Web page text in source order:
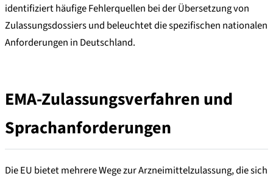
identifiziert häufige Fehlerquellen bei der Übersetzung von
Zulassungsdossiers und beleuchtet die spezifischen nationalen
Anforderungen in Deutschland.
EMA-Zulassungsverfahren und
Sprachanforderungen
Die EU bietet mehrere Wege zur Arzneimittelzulassung, die sich